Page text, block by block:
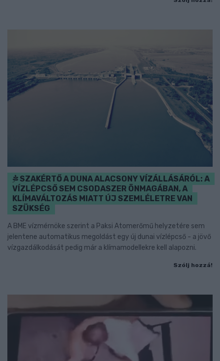
SZAKÉRTŐ A DUNA ALACSONY VÍZÁLLÁSÁRÓL: A
VÍZLÉPCSŐ SEM CSODASZER ÖNMAGÁBAN, A
KLÍMAVÁLTOZÁS MIATT ÚJ SZEMLÉLETRE VAN
SZÜKSÉG
A BME vízmérnöke szerint a Paksi Atomerőmű helyzetére sem
jelentene automatikus megoldást egy új dunai vízlépcső - a jövő
vízgazdálkodását pedig már a klímamodellekre kell alapozni.
Szólj hozzá!